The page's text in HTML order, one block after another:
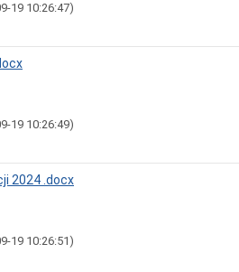
19 10:26:47)
19 10:26:49)
2024 .docx
19 10:26:51)